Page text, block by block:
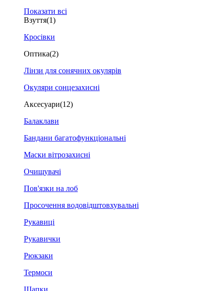
Показати всі
Взуття(1)
Кросівки
Оптика(2)
Лінзи для сонячних окулярів
Окуляри сонцезахисні
Аксесуари(12)
Балаклави
Бандани багатофункціональні
Маски вітрозахисні
Очищувачі
Пов'язки на лоб
Просочення водовідштовхувальні
Рукавиці
Рукавички
Рюкзаки
Термоси
Шапки